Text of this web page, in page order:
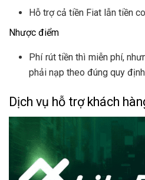
Hỗ trợ cả tiền Fiat lẫn tiền
Nhược điểm
Phí rút tiền thì miễn phí,
phải nạp theo đúng quy
Dịch vụ hỗ trợ khách